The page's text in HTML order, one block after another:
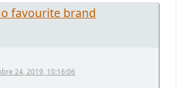
favourite brand
24, 2019, 10:16:06